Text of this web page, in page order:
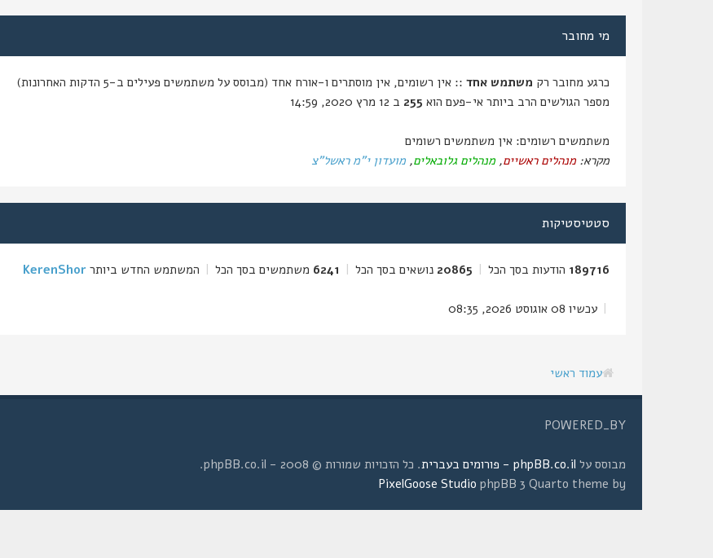
מי מחובר
כרגע מחובר רק משתמש אחד :: אין רשומים, אין מוסתרים ו-אורח אחד (מבוסס על משתמשים פעילים ב-5 הדקות האחרונות)
מספר הגולשים הרב ביותר אי-פעם הוא 255 ב 12 מרץ 2020, 14:59
משתמשים רשומים: אין משתמשים רשומים
מקרא:מנהלים ראשיים,מנהלים גלובאלים, מועדון י"מ ראשל"צ
סטטיסטיקות
189716 הודעות בסך הכל |
20865 נושאים בסך הכל |
6241 משתמשים בסך הכל | המשתמש החדש ביותר KerenShor
| עכשיו 08 אוגוסט 2026, 08:35
עמוד ראשי
POWERED_BY
מבוסס על phpBB.co.il - פורומים בעברית
. כל הזכויות שמורות © 2008 - phpBB.co.il.
phpBB 3 Quarto theme by
PixelGoose Studio